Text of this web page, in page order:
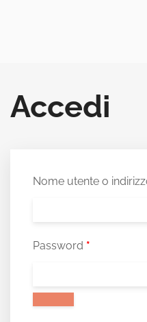
Accedi
Nome utente o
Password *